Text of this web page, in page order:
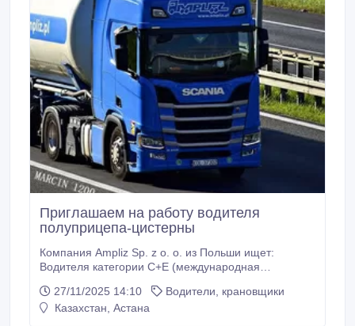
Приглашаем на работу водителя
полуприцепа-цистерны
Компания Ampliz Sp. z o. o. из Польши ищет:
Водителя категории C+E (международная
Работа на полуприцепе-цистерне объёмом 60 м3.
Возможно дополнительное обучение водителя!
27/11/2025 14:10
Водители, крановщики
Казахстан, Астана